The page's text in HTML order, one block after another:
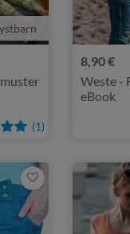
(1)
8,90 €
Weste -
eBook